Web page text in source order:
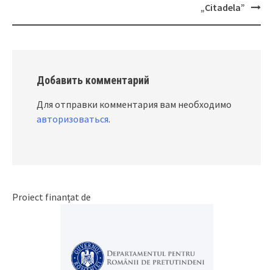
„Citadela”
Добавить комментарий
Для отправки комментария вам необходимо
авторизоваться.
Proiect finanțat de